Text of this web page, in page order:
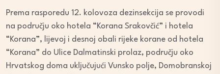
Prema rasporedu 12. kolovoza dezinsekcija se provodi
na području oko hotela “Korana Srakovčić” i hotela
“Korana”, lijevoj i desnoj obali rijeke korane od hotela
“Korana” do Ulice Dalmatinski prolaz, području oko
Hrvatskog doma uključujući Vunsko polje, Domobranskoj